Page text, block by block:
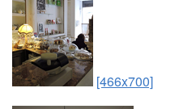
[466x700]